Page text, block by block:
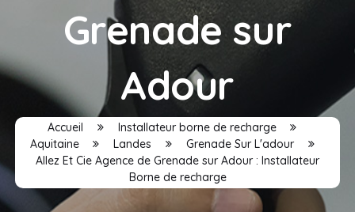
Grenade sur
Adour
Accueil
Installateur borne de recharge
Aquitaine
Landes
Grenade Sur L'adour
Allez Et Cie Agence de Grenade sur Adour : Installateur
Borne de recharge